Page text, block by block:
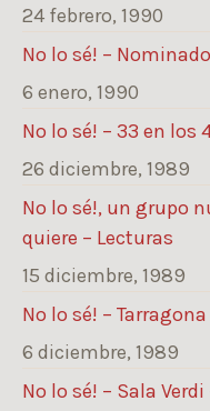
24 febrero, 1990
No lo sé! –
6 enero, 1990
No lo sé! – 33 en los
26 diciembre, 1989
No lo sé!, un grupo
quiere – Lecturas
15 diciembre, 1989
No lo sé! –
6 diciembre, 1989
No lo sé! – Sala